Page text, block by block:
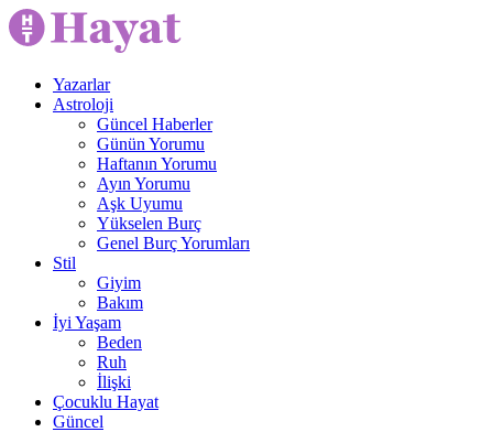
Yazarlar
Astroloji
Güncel Haberler
Günün Yorumu
Haftanın Yorumu
Ayın Yorumu
Aşk Uyumu
Yükselen Burç
Genel Burç Yorumları
Stil
Giyim
Bakım
İyi Yaşam
Beden
Ruh
İlişki
Çocuklu Hayat
Güncel